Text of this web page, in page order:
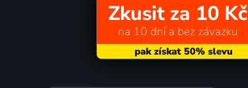
Zkusit za 10 Kč
na 10 dní a bez závazku